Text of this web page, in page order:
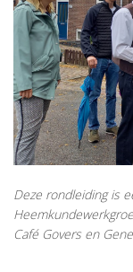
Deze rondleiding is
Café Govers en